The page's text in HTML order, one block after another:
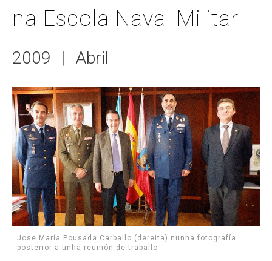
na Escola Naval Militar
2009 | Abril
Jose María Pousada Carballo (dereita) nunha fotografía
posterior a unha reunión de traballo